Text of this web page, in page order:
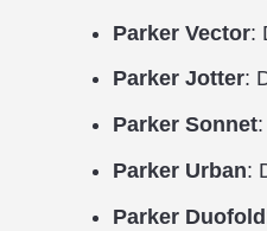
Parker Vector:
Parker Jotter:
Parker Sonnet
Parker Urban:
Parker Duofold